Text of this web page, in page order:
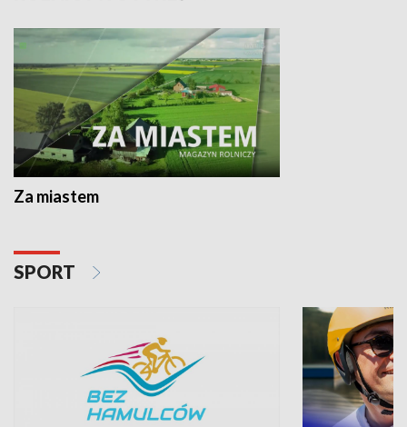
Za miastem
SPORT